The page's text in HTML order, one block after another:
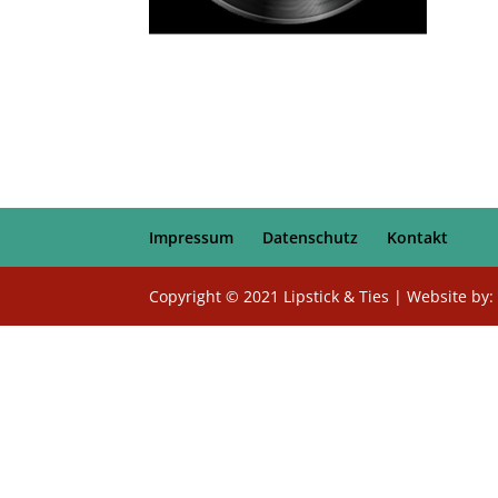
Impressum Datenschutz Kontakt
Copyright © 2021 Lipstick & Ties | Website by: